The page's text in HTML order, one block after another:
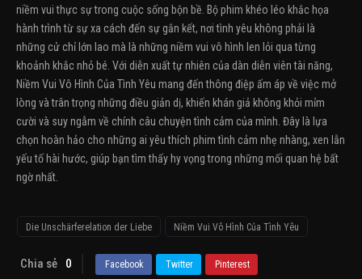
niềm vui thực sự trong cuộc sống bộn bề. Bộ phim khéo léo khắc họa
hành trình từ sự xa cách đến sự gắn kết, nơi tình yêu không phải là
những cử chỉ lớn lao mà là những niềm vui vô hình len lỏi qua từng
khoảnh khắc nhỏ bé. Với diễn xuất tự nhiên của dàn diễn viên tài năng,
Niềm Vui Vô Hình Của Tình Yêu mang đến thông điệp ấm áp về việc mở
lòng và trân trọng những điều giản dị, khiến khán giả không khỏi mỉm
cười và suy ngẫm về chính câu chuyện tình cảm của mình. Đây là lựa
chọn hoàn hảo cho những ai yêu thích phim tình cảm nhẹ nhàng, xen lẫn
yếu tố hài hước, giúp bạn tìm thấy hy vọng trong những mối quan hệ bất
ngờ nhất.
Die Unschärferelation der Liebe Niềm Vui Vô Hình Của Tình Yêu
Chia sẻ 0 Facebook Twitter Pinterest